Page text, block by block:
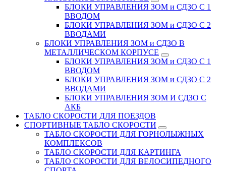
БЛОКИ УПРАВЛЕНИЯ ЗОМ и СДЗО С 1
ВВОДОМ
БЛОКИ УПРАВЛЕНИЯ ЗОМ и СДЗО С 2
ВВОДАМИ
БЛОКИ УПРАВЛЕНИЯ ЗОМ и СДЗО В
МЕТАЛЛИЧЕСКОМ КОРПУСЕ
БЛОКИ УПРАВЛЕНИЯ ЗОМ и СДЗО С 1
ВВОДОМ
БЛОКИ УПРАВЛЕНИЯ ЗОМ и СДЗО С 2
ВВОДАМИ
БЛОКИ УПРАВЛЕНИЯ ЗОМ И СДЗО С
АКБ
ТАБЛО СКОРОСТИ ДЛЯ ПОЕЗДОВ
СПОРТИВНЫЕ ТАБЛО СКОРОСТИ
ТАБЛО СКОРОСТИ ДЛЯ ГОРНОЛЫЖНЫХ
КОМПЛЕКСОВ
ТАБЛО СКОРОСТИ ДЛЯ КАРТИНГА
ТАБЛО СКОРОСТИ ДЛЯ ВЕЛОСИПЕДНОГО